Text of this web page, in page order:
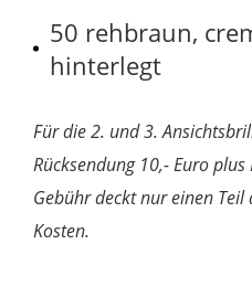
50 rehbraun,
hinterlegt
Für die 2. und 3.
Rücksendung 10,- Euro
Gebühr deckt nur einen
Kosten.